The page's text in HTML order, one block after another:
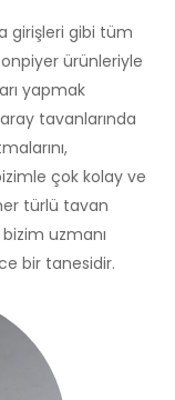
girişleri gibi tüm
ürünleriyle
yapmak
tavanlarında
çok kolay ve
türlü tavan
uzmanı
bir tanesidir.